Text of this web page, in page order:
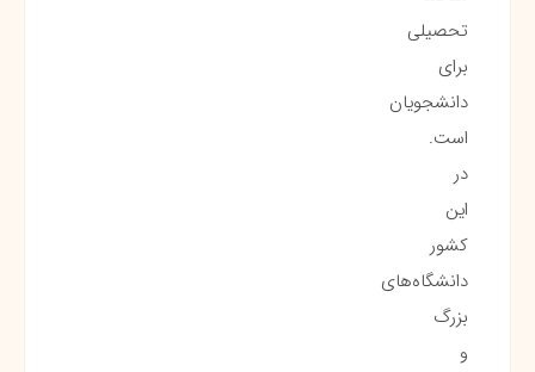
تحصیلی
برای
دانشجویان
است.
در
این
کشور
دانشگاه‌های
بزرگ
و